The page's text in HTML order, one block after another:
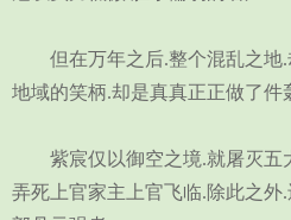
但在万年之后.整个混乱之地.
地域的笑柄.却是真真正正做了件
紫宸仅以御空之境.就屠灭五
弄死上官家主上官飞临.除此之外